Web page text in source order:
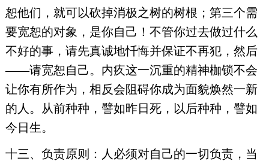
恕他们，就可以砍掉消极之树的树根；第三个需
要宽恕的对象，是你自己！不管你过去做过什么
不好的事，请先真诚地忏悔并保证不再犯，然后
——请宽恕自己。内疚这一沉重的精神枷锁不会
让你有所作为，相反会阻碍你成为面貌焕然一新
的人。从前种种，譬如昨日死，以后种种，譬如
今日生。
十三、负责原则：人必须对自己的一切负责，当